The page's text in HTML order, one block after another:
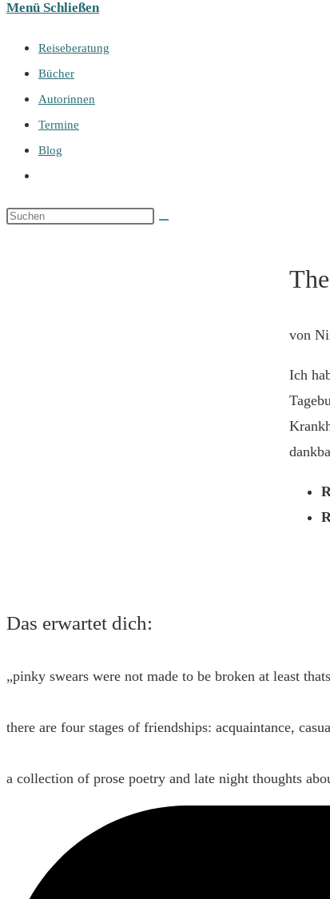
Menü Schließen
Reiseberatung
Bücher
Autorinnen
Termine
Blog
umschalten
von
Ich
Das erwartet dich:
„pinky swears were not made to be broken at least
there are four stages of friendships: acquaintance,
a collection of prose poetry and late night thoughts